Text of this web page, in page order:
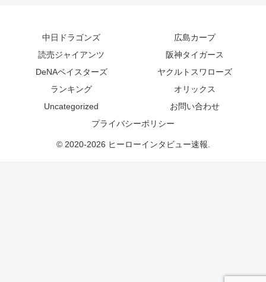
中日ドラゴンズ
広島カープ
読売ジャイアンツ
阪神タイガース
DeNAベイスターズ
ヤクルトスワローズ
ランキング
オリックス
Uncategorized
お問い合わせ
プライバシーポリシー
© 2020-2026 ヒーローインタビュー速報.